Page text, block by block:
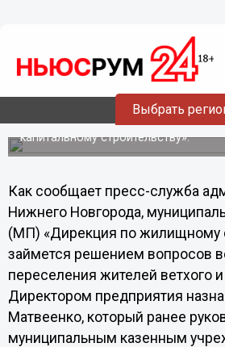
Выбрать
займется вопросами
переселения
и аварийного фонда
Директором предприятия назначен
ранее руководивший «Главным
капитальному строительству».
Как сообщает пресс-служба
Нижнего Новгорода,
(МП) «Дирекция по жилищному
займется решением вопросов
переселения жителей ветхого
Директором предприятия
Матвеенко, который ранее
муниципальным казенным